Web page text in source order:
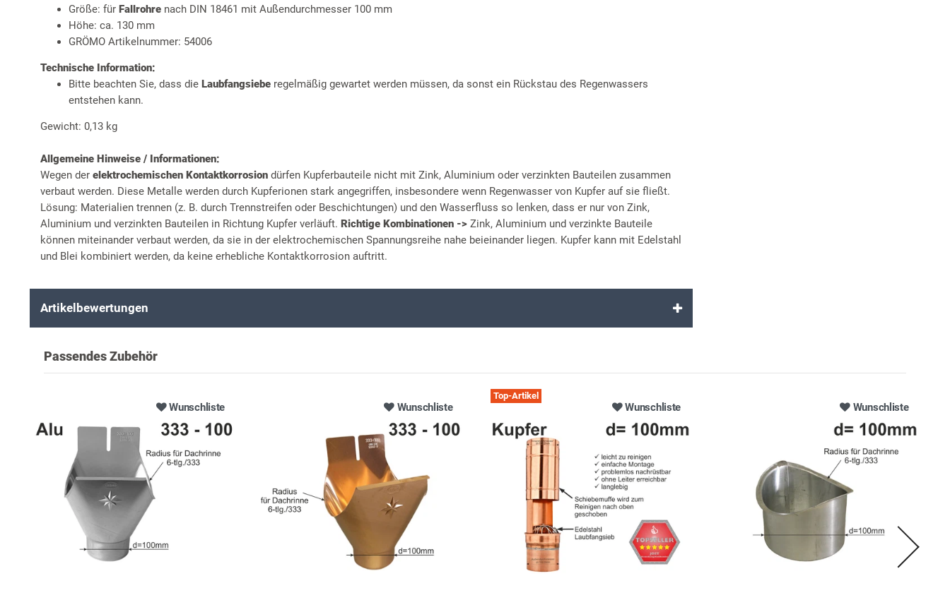
Größe: für Fallrohre nach DIN 18461 mit Außendurchmesser 100 mm
Höhe: ca. 130 mm
GRÖMO Artikelnummer: 54006
Technische Information:
Bitte beachten Sie, dass die Laubfangsiebe regelmäßig gewartet werden müssen, da sonst ein Rückstau des Regenwassers
entstehen kann.
Gewicht: 0,13 kg
Allgemeine Hinweise / Informationen:
Wegen der elektrochemischen Kontaktkorrosion dürfen Kupferbauteile nicht mit Zink, Aluminium oder verzinkten Bauteilen zusammen
verbaut werden. Diese Metalle werden durch Kupferionen stark angegriffen, insbesondere wenn Regenwasser von Kupfer auf sie fließt.
Lösung: Materialien trennen (z. B. durch Trennstreifen oder Beschichtungen) und den Wasserfluss so lenken, dass er nur von Zink,
Aluminium und verzinkten Bauteilen in Richtung Kupfer verläuft. Richtige Kombinationen -> Zink, Aluminium und verzinkte Bauteile
können miteinander verbaut werden, da sie in der elektrochemischen Spannungsreihe nahe beieinander liegen. Kupfer kann mit Edelstahl
und Blei kombiniert werden, da keine erhebliche Kontaktkorrosion auftritt.
Artikelbewertungen
Passendes Zubehör
Wunschliste Wunschliste Wunschliste
Top-Artikel
Wunschliste